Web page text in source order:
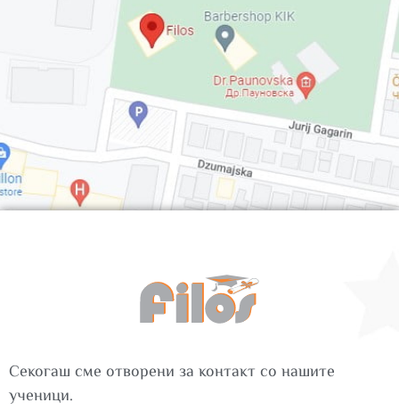
Секогаш сме отворени за контакт со нашите
ученици.